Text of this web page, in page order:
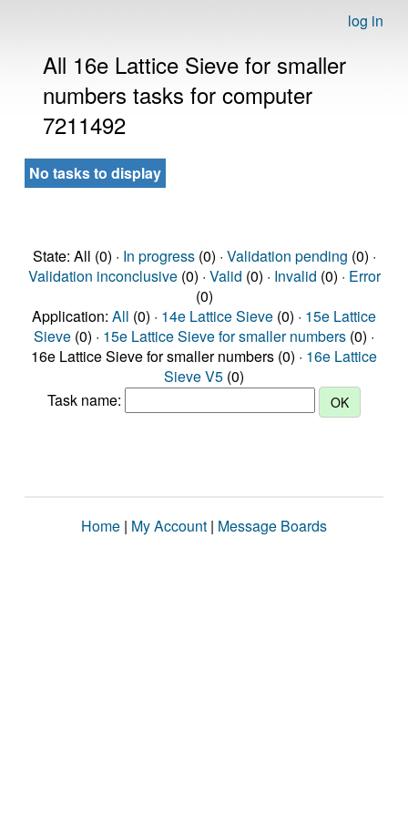
log in
All 16e Lattice Sieve for smaller
numbers tasks for computer
7211492
No tasks to display
State: All (0) · In progress(0) · Validation pending (0) ·
Validation inconclusive(0) · Valid (0) · Invalid (0) · Error
(0)
Application: All (0) · 14e Lattice Sieve (0) · 15e Lattice
Sieve (0) · 15e Lattice Sieve for smaller numbers (0) ·
16e Lattice Sieve for smaller numbers (0) · 16e Lattice
Sieve V5 (0)
Task name:
Home | My Account | Message Boards